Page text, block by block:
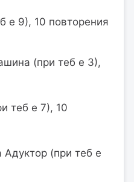
е 9), 10 повторения
(при теб е 3),
теб е 7), 10
Адуктор (при теб е